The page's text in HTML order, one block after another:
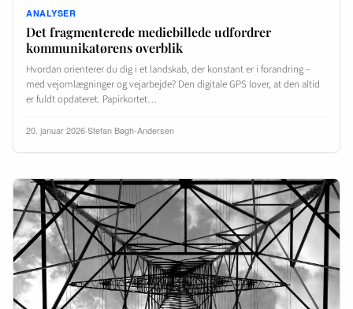
ANALYSER
Det fragmenterede mediebillede udfordrer
kommunikatørens overblik
Hvordan orienterer du dig i et landskab, der konstant er i forandring –
med vejomlægninger og vejarbejde? Den digitale GPS lover, at den altid
er fuldt opdateret. Papirkortet…
20. januar 2026·Stefan Bøgh-Andersen